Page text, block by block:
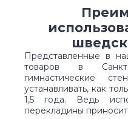
Представленные в
товаров в Санкт-
гимнастические
устанавливать, как
1,5 года. Ведь
перекладины